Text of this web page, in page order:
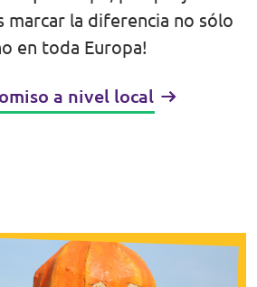
marcar la diferencia no sólo
en toda Europa!
a nivel local